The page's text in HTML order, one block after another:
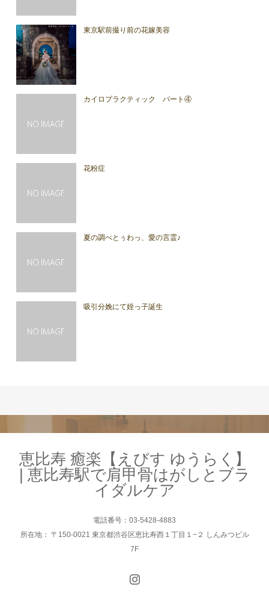
東京駅前撮り前の花嫁美容
カイロプラクティック パート④
花粉症
夏の調べとぅわっ、愛の言霊♪
吸引分娩にて姪っ子誕生
恵比寿 癒楽【えびす ゆうらく】
| 恵比寿駅で肩甲骨はがしとブラ
イダルケア
電話番号：03-5428-4883
所在地： 〒150-0021 東京都渋谷区恵比寿西１丁目１−２ しんみつビル
7F